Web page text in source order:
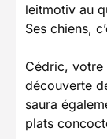
leitmotiv au
Ses chiens,
Cédric, votre
découverte
saura
plats